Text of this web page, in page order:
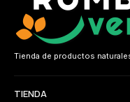
Tienda de productos
TIENDA